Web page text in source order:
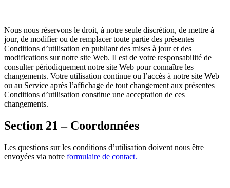
Nous nous réservons le droit, à notre seule discrétion, de mettre à
jour, de modifier ou de remplacer toute partie des présentes
Conditions d’utilisation en publiant des mises à jour et des
modifications sur notre site Web. Il est de votre responsabilité de
consulter périodiquement notre site Web pour connaître les
changements. Votre utilisation continue ou l’accès à notre site Web
ou au Service après l’affichage de tout changement aux présentes
Conditions d’utilisation constitue une acceptation de ces
changements.
Section 21 – Coordonnées
Les questions sur les conditions d’utilisation doivent nous être
envoyées via notre formulaire de contact.